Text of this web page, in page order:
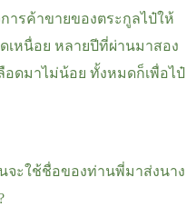
ารค้าขายของตระกูลไป๋ให้
เหนื่อย หลายปีที่ผ่านมาสอง
อดมาไม่น้อย ทั้งหมดก็เพื่อไป๋
จะใช้ชื่อของท่านพี่มาส่งนาง